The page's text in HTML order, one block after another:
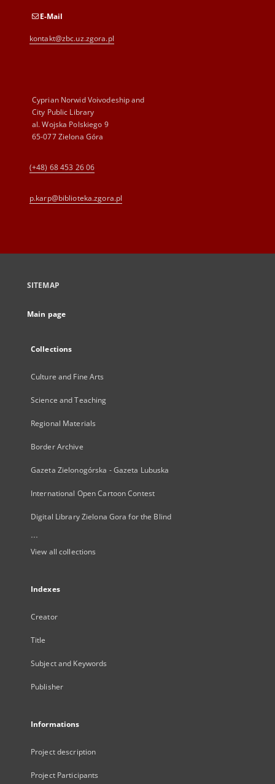
E-Mail
kontakt@zbc.uz.zgora.pl
Cyprian Norwid Voivodeship and
City Public Library
al. Wojska Polskiego 9
65-077 Zielona Góra
(+48) 68 453 26 06
p.karp@biblioteka.zgora.pl
SITEMAP
Main page
Collections
Culture and Fine Arts
Science and Teaching
Regional Materials
Border Archive
Gazeta Zielonogórska - Gazeta Lubuska
International Open Cartoon Contest
Digital Library Zielona Gora for the Blind
...
View all collections
Indexes
Creator
Title
Subject and Keywords
Publisher
Informations
Project description
Project Participants